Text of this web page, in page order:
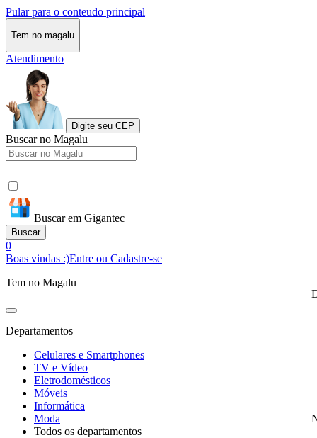
Pular para o conteudo principal
Tem no magalu
Atendimento
Digite seu CEP
Buscar no Magalu
Buscar em Gigantec
Buscar
0
Boas vindas :)Entre ou Cadastre-se
Tem no Magalu
Departamentos
Celulares e Smartphones
TV e Vídeo
Eletrodomésticos
Móveis
Informática
Moda
Todos os departamentos